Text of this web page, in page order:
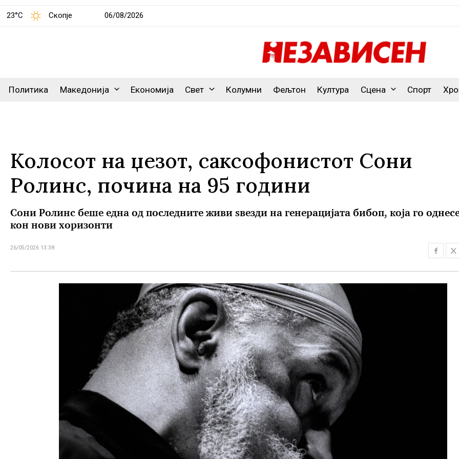
23°C Скопје 06/08/2026
Политика Македонија Економија Свет Колумни Фељтон Култура Сцена Спорт
Колосот на џезот, саксофонистот Сони
Ролинс, почина на 95 години
Сони Ролинс беше една од последните живи ѕвезди на генерацијата бибоп, која го
кон нови хоризонти
26/05/2026 13:38